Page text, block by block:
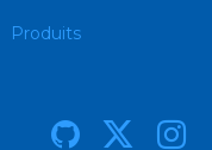
Produits